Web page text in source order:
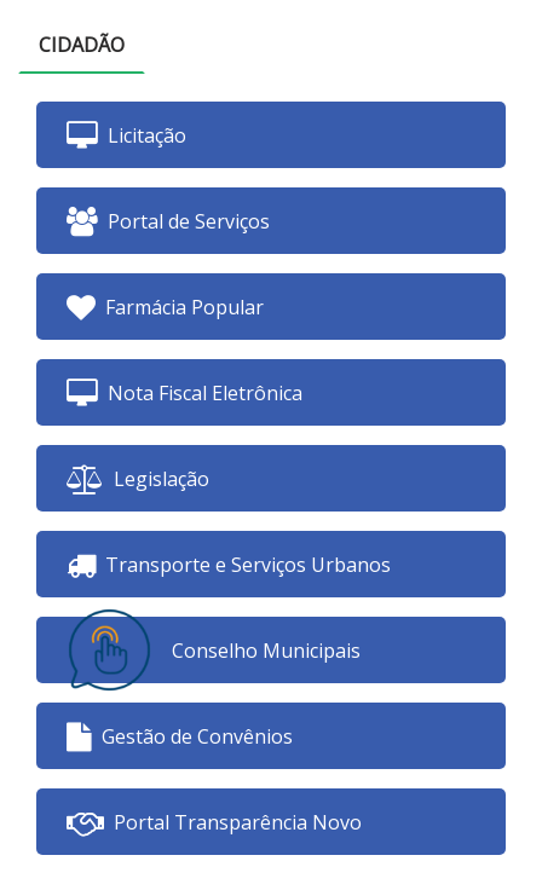
CIDADÃO
Licitação
Portal de Serviços
Farmácia Popular
Nota Fiscal Eletrônica
Legislação
Transporte e Serviços Urbanos
Conselho Municipais
Gestão de Convênios
Portal Transparência Novo